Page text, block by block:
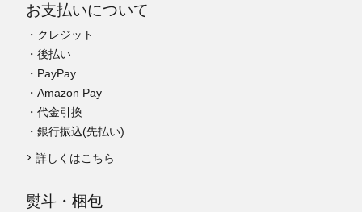
お支払いについて
・クレジット
・後払い
・PayPay
・Amazon Pay
・代金引換
・銀行振込(先払い)
詳しくはこちら
熨斗・梱包